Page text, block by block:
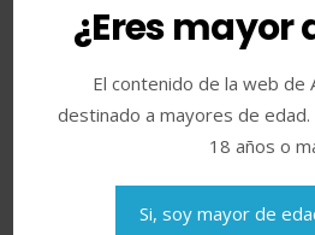
¿Eres mayor
El contenido de la web de
destinado a mayores de
18 años o
Si, soy mayor de
Compartir: